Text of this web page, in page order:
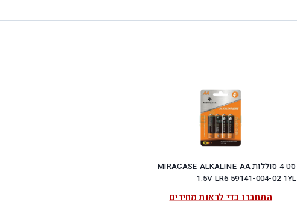
סט 4 סוללות MIRACASE ALKALINE AA
1.5V LR6 59141-004-02 1YL
התחברו כדי לראות מחירים